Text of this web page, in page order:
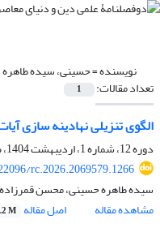
نویسنده =حسینی، سیده طاهره
تعداد مقالات: 1
الگوی تنزیلی نهادینه سازی
دوره 12، شماره 1، اردیبهشت 1404، صفحه
rc.2026.2069579.1266
سیده طاهره حسینی، محسن قمرزاده
مشاهده مقاله
اصل مقاله M